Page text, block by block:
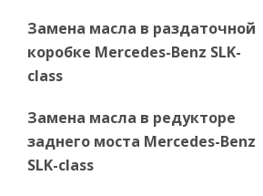
Замена масла в раздаточной
коробке Mercedes-Benz SLK-
сlass
Замена масла в редукторе
заднего моста Mercedes-Benz
SLK-сlass